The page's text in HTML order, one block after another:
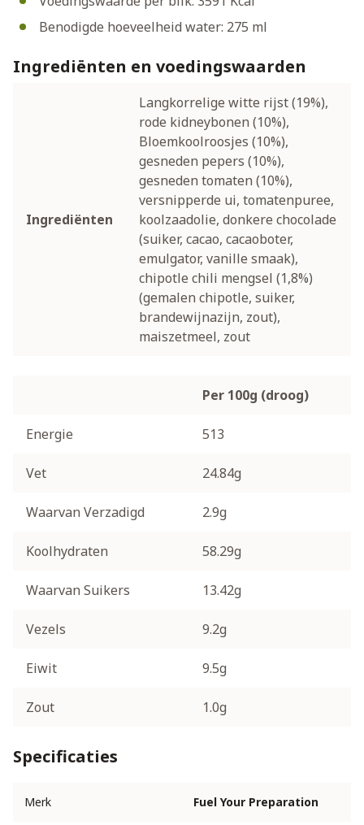
Benodigde hoeveelheid water: 275 ml
Ingrediënten en voedingswaarden
Ingrediënten
Langkorrelige witte rijst (19%),
rode kidneybonen (10%),
Bloemkoolroosjes (10%),
gesneden pepers (10%),
gesneden tomaten (10%),
versnipperde ui, tomatenpuree,
koolzaadolie, donkere chocolade
(suiker, cacao, cacaoboter,
emulgator, vanille smaak),
chipotle chili mengsel (1,8%)
(gemalen chipotle, suiker,
brandewijnazijn, zout),
maiszetmeel, zout
Per 100g (droog)
Energie 513
Vet 24.84g
Waarvan Verzadigd 2.9g
Koolhydraten 58.29g
Waarvan Suikers 13.42g
Vezels 9.2g
Eiwit 9.5g
Zout 1.0g
Specificaties
Merk Fuel Your Preparation